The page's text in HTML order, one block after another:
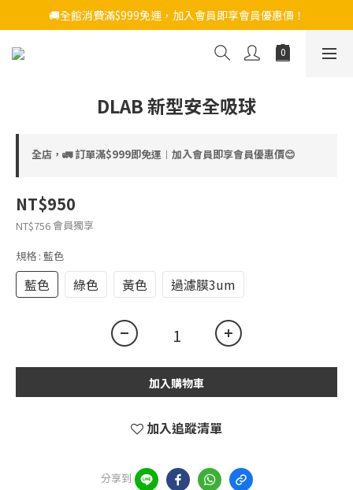
🚚全館消費滿$999免運，加入會員即享會員優惠價！
DLAB 新型安全吸球
全店，🚛 訂單滿$999即免運︱加入會員即享會員優惠價😊
NT$950
NT$756會員獨享
規格 : 藍色
藍色 綠色 黃色 過濾膜3um
加入購物車
加入追蹤清單
分享到